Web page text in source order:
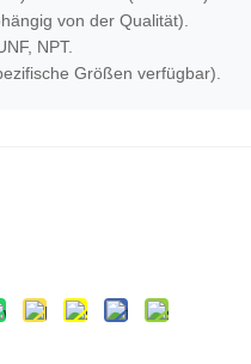
von der Qualität).
NPT.
Größen verfügbar).